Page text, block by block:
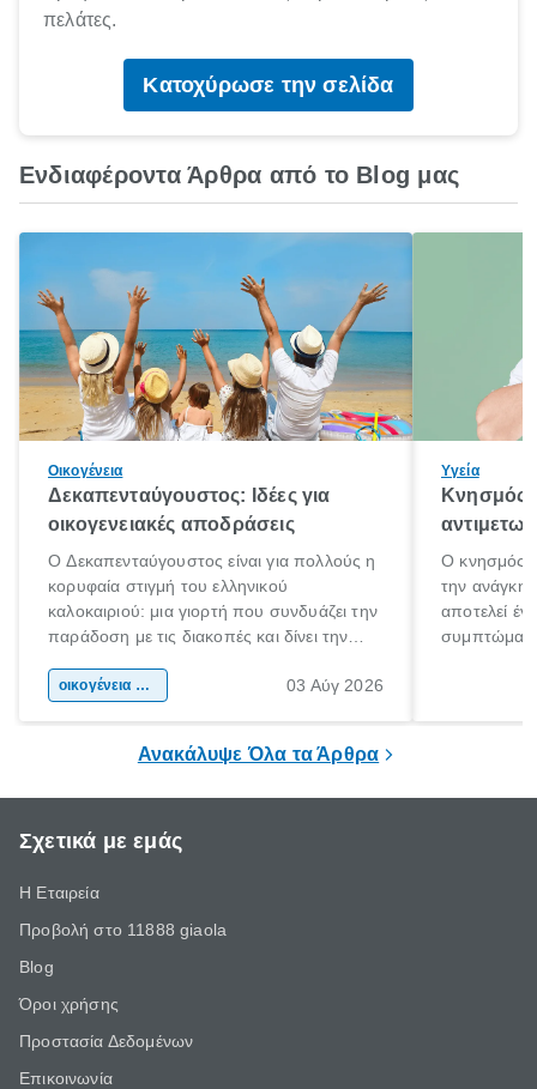
πελάτες.
Κατοχύρωσε την σελίδα
Ενδιαφέροντα Άρθρα από το Blog μας
Οικογένεια
Δεκαπενταύγουστος: Ιδέες για
οικογενειακές αποδράσεις
Ο Δεκαπενταύγουστος είναι για πολλούς η
κορυφαία στιγμή του ελληνικού
καλοκαιριού: μια γιορτή που συνδυάζει την
παράδοση με τις διακοπές και δίνει την
χώρας. Είτε πρόκειται για λίγες μέρες
οικογένεια & παιδί 03 Αύγ 2026
Υγεία
Κνησμός:
Ο κνησμός
την ανάγκη
αποτελεί
Ανακάλυψε Όλα τα Άρθρα
Σχετικά με εμάς
Η Εταιρεία
Προβολή στο 11888 giaola
Blog
Όροι χρήσης
Προστασία Δεδομένων
Επικοινωνία